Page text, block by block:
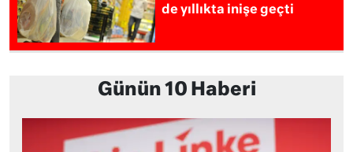
de yıllıkta inişe geçti
Günün 10 Haberi